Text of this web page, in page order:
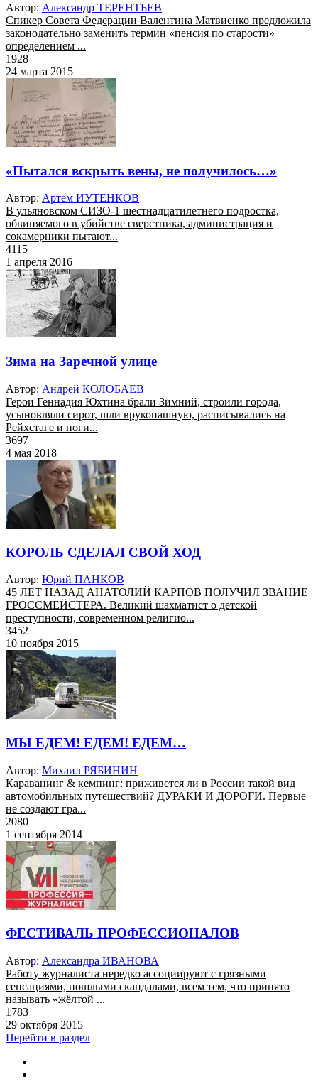
Автор: Александр ТЕРЕНТЬЕВ
Спикер Совета Федерации Валентина Матвиенко предложила
законодательно заменить термин «пенсия по старости»
определением ...
1928
24 марта 2015
«Пытался вскрыть вены, не получилось…»
Автор: Артем ИУТЕНКОВ
В ульяновском СИЗО-1 шестнадцатилетнего подростка,
обвиняемого в убийстве сверстника, администрация и
сокамерники пытают...
4115
1 апреля 2016
Зима на Заречной улице
Автор: Андрей КОЛОБАЕВ
Герои Геннадия Юхтина брали Зимний, строили города,
усыновляли сирот, шли врукопашную, расписывались на
Рейхстаге и поги...
3697
4 мая 2018
КОРОЛЬ СДЕЛАЛ СВОЙ ХОД
Автор: Юрий ПАНКОВ
45 ЛЕТ НАЗАД АНАТОЛИЙ КАРПОВ ПОЛУЧИЛ ЗВАНИЕ
ГРОССМЕЙСТЕРА. Великий шахматист о детской
преступности, современном религио...
3452
10 ноября 2015
МЫ ЕДЕМ! ЕДЕМ! ЕДЕМ…
Автор: Михаил РЯБИНИН
Караванинг & кемпинг: приживется ли в России такой вид
автомобильных путешествий? ДУРАКИ И ДОРОГИ. Первые
не создают гра...
2080
1 сентября 2014
ФЕСТИВАЛЬ ПРОФЕССИОНАЛОВ
Автор: Александра ИВАНОВА
Работу журналиста нередко ассоциируют с грязными
сенсациями, пошлыми скандалами, всем тем, что принято
называть «жёлтой ...
1783
29 октября 2015
Перейти в раздел